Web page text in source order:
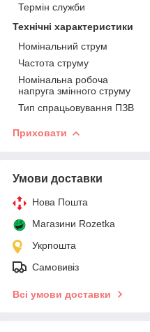
Термін служби
Технічні характеристики
Номінальний струм
Частота струму
Номінальна робоча
напруга змінного струму
Тип спрацьовування ПЗВ
Приховати
Умови доставки
Нова Пошта
Магазини Rozetka
Укрпошта
Самовивіз
Всі умови доставки